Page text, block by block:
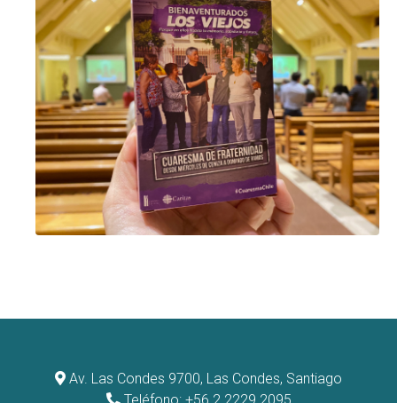
Av. Las Condes 9700, Las Condes, Santiago